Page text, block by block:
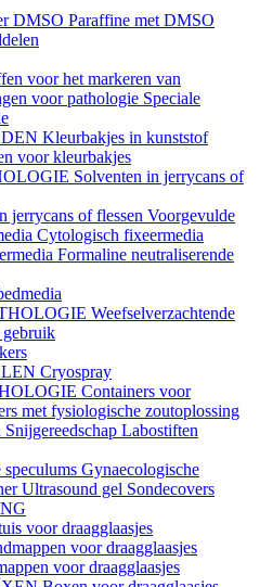
DMSO Paraffine met DMSO
voor het markeren van
voor pathologie Speciale
Kleurbakjes in kunststof
voor kleurbakjes
Solventen in jerrycans of
jerrycans of flessen Voorgevulde
Cytologisch fixeermedia
Formaline neutraliserende
Weefselverzachtende
gebruik
Cryospray
Containers voor
met fysiologische zoutoplossing
Snijgereedschap Labostiften
speculums Gynaecologische
Ultrasound gel Sondecovers
voor draagglaasjes
voor draagglaasjes
voor draagglaasjes